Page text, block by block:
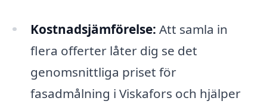
Kostnadsjämförelse: Att samla in
flera offerter låter dig se det
genomsnittliga priset för
fasadmålning i Viskafors och hjälper